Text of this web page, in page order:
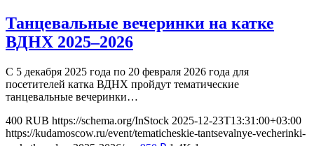
Танцевальные вечеринки на катке
ВДНХ 2025–2026
С 5 декабря 2025 года по 20 февраля 2026 года для
посетителей катка ВДНХ пройдут тематические
танцевальные вечеринки…
400 RUB https://schema.org/InStock 2025-12-23T13:31:00+03:00
https://kudamoscow.ru/event/tematicheskie-tantsevalnye-vecherinki-